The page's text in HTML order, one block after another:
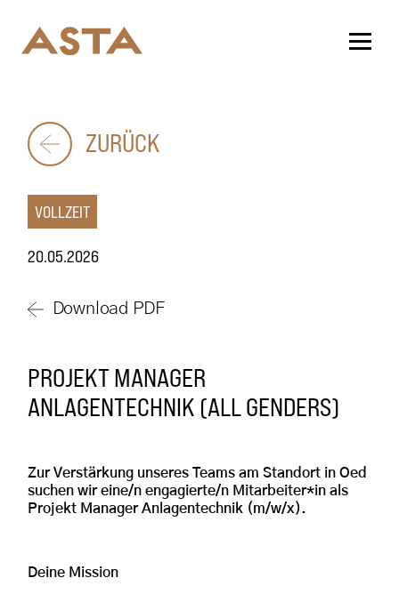
ZURÜCK
VOLLZEIT
20.05.2026
Download PDF
PROJEKT MANAGER
ANLAGENTECHNIK (ALL GENDERS)
Zur Verstärkung unseres Teams am Standort in Oed
suchen wir eine/n engagierte/n Mitarbeiter*in als
Projekt Manager Anlagentechnik (m/w/x).
Deine Mission